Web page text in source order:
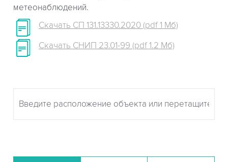
метеонаблюдений.
Скачать СП 131.13330.2020 (pdf 1 Мб)
Скачать СНИП 23.01-99 (pdf 1.2 Мб)